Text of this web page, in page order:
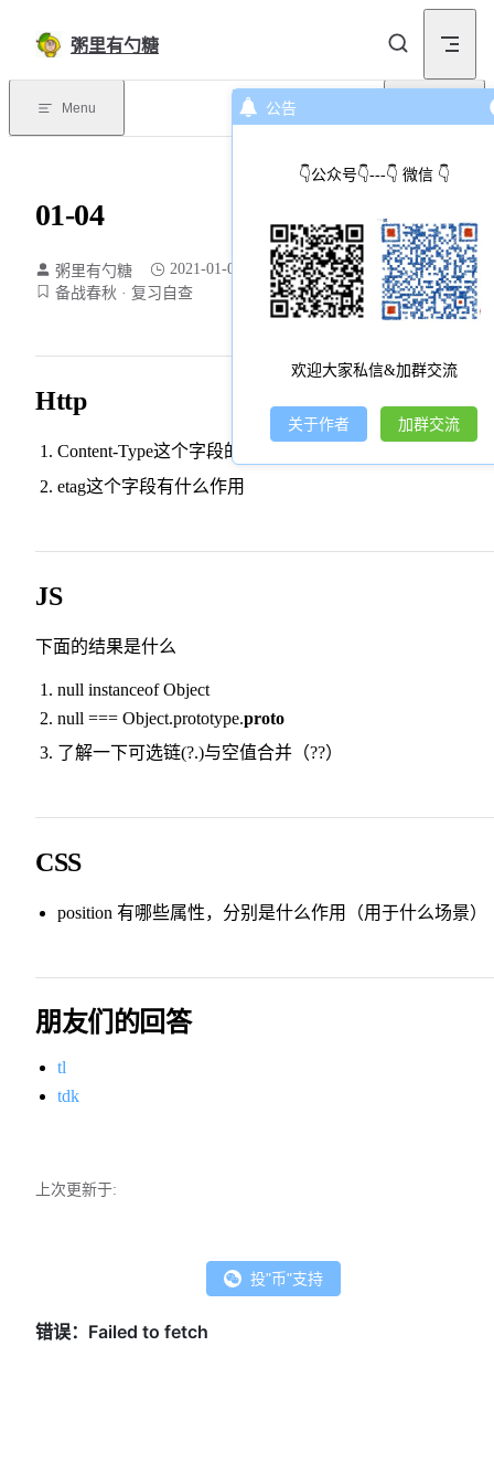
公告
👇公众号👇---👇 微信 👇
欢迎大家私信&加群交流
关于作者 加群交流
粥里有勺糖
Menu
01-04
粥里有勺糖 2021-01-04 86 个字
1 分钟
备战春秋
复习自查
Http
Content-Type这个字段的作用是什么，常用的值有哪些
etag这个字段有什么作用
JS
下面的结果是什么
null instanceof Object
null === Object.prototype.proto
了解一下可选链(?.)与空值合并（??）
CSS
position 有哪些属性，分别是什么作用（用于什么场景）
朋友们的回答
tl
tdk
上次更新于:
投"币"支持